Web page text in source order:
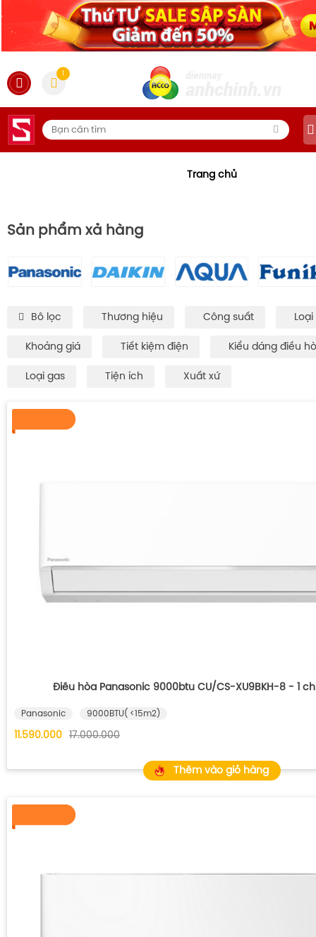
Trang chủ
Sản phẩm xả hàng
Bô lọc Thương hiệu Công suất
Khoảng giá Tiết kiệm điện Kiểu dáng điều
Loại gas Tiện ích Xuất xứ
Điều hòa Panasonic 9000btu CU/CS-XU9BKH-8 - 1
Panasonic 9000BTU( <15m2)
11.590.000 17.000.000
Thêm vào giỏ hàng